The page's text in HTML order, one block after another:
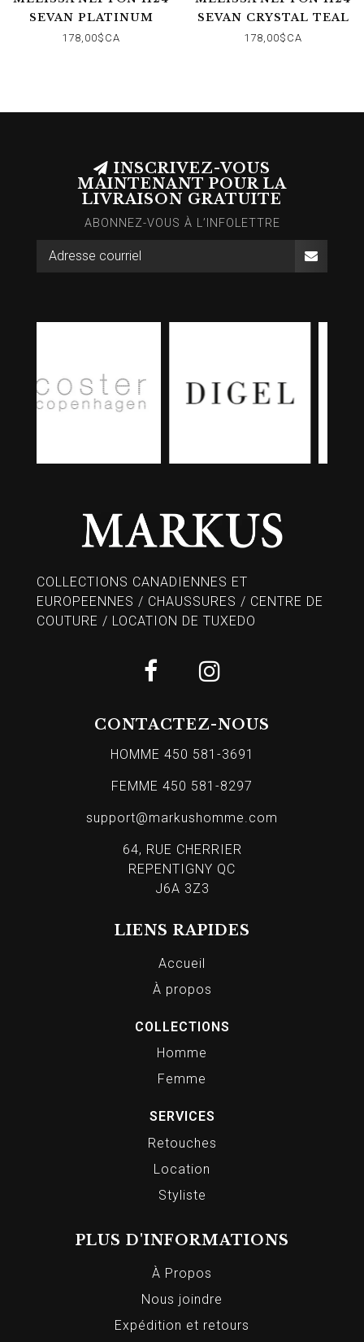
SEVAN PLATINUM
178,00$CA
SEVAN CRYSTAL TEAL
178,00$CA
INSCRIVEZ-VOUS
MAINTENANT POUR LA
LIVRAISON GRATUITE
ABONNEZ-VOUS À L’INFOLETTRE
COLLECTIONS CANADIENNES ET
EUROPEENNES / CHAUSSURES / CENTRE DE
COUTURE / LOCATION DE TUXEDO
CONTACTEZ-NOUS
HOMME 450 581-3691
FEMME 450 581-8297
support@markushomme.com
64, RUE CHERRIER
REPENTIGNY QC
J6A 3Z3
LIENS RAPIDES
Accueil
À propos
COLLECTIONS
Homme
Femme
SERVICES
Retouches
Location
Styliste
PLUS D'INFORMATIONS
À Propos
Nous joindre
Expédition et retours